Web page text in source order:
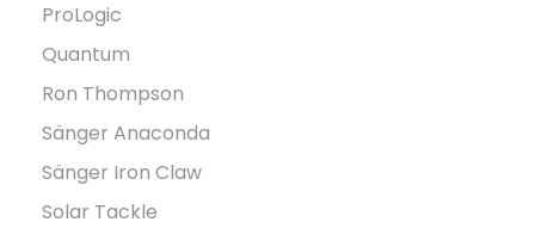
ProLogic
Quantum
Ron Thompson
Sänger Anaconda
Sänger Iron Claw
Solar Tackle